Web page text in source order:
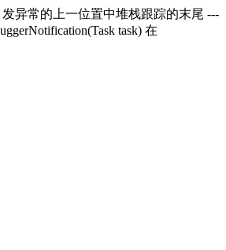
异常的上一位置中堆栈跟踪的末尾 ---
task) 在